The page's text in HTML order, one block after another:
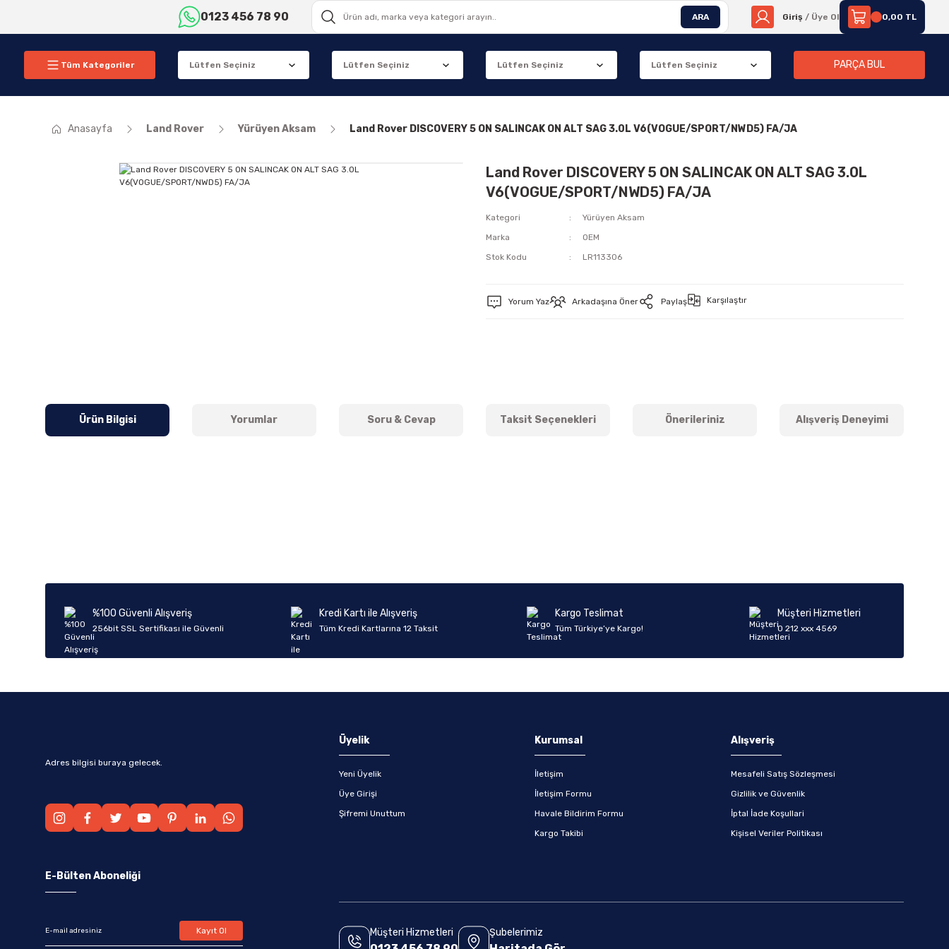
0123 456 78 90 ARA Giriş / Üye Ol 0,00 TL
Tüm Kategoriler PARÇA BUL
Anasayfa Land Rover Yürüyen Aksam Land Rover DISCOVERY 5 ON SALINCAK ON ALT SAG 3.0L V6(VOGUE/SPORT/NWD5) FA/JA
Land Rover DISCOVERY 5 ON SALINCAK ON ALT SAG 3.0L
V6(VOGUE/SPORT/NWD5) FA/JA
Kategori
Yürüyen Aksam
Marka
OEM
Stok Kodu
LR113306
Yorum Yaz Arkadaşına Öner Paylaş Karşılaştır
Ürün Bilgisi Yorumlar Soru & Cevap Taksit Seçenekleri Önerileriniz Alışveriş Deneyimi
Ürün fiyatı diğer sitelerden daha pahalı.
Bu ürüne benzer farklı alternatifler olmalı.
%100 Güvenli Alışveriş
256bit SSL Sertifikası ile Güvenli
Kredi Kartı ile Alışveriş
Tüm Kredi Kartlarına 12 Taksit
Kargo Teslimat
Tüm Türkiye’ye Kargo!
Müşteri Hizmetleri
0 212 xxx 4569
Adres bilgisi buraya gelecek.
Üyelik
Yeni Üyelik
Üye Girişi
Şifremi Unuttum
Kurumsal
İletişim
İletişim Formu
Havale Bildirim Formu
Kargo Takibi
Alışveriş
Mesafeli Satış Sözleşmesi
Gizlilik ve Güvenlik
İptal İade Koşullari
Kişisel Veriler Politikası
E-Bülten Aboneliği
Kayıt Ol Müşteri Hizmetleri Şubelerimiz